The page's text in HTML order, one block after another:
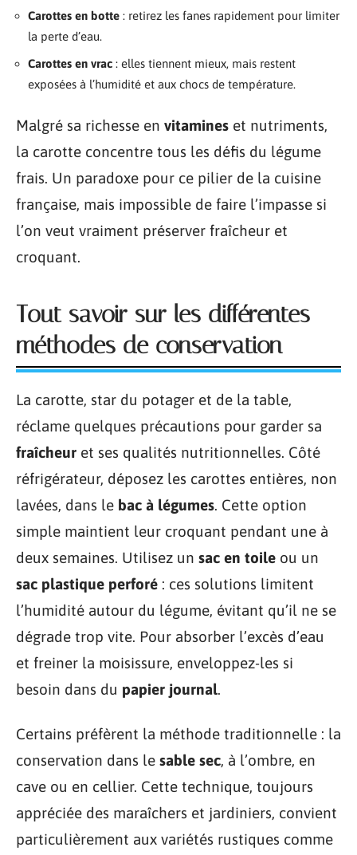
Carottes en botte : retirez les fanes rapidement pour limiter
la perte d’eau.
Carottes en vrac : elles tiennent mieux, mais restent
exposées à l’humidité et aux chocs de température.
Malgré sa richesse en vitamines et nutriments,
la carotte concentre tous les défis du légume
frais. Un paradoxe pour ce pilier de la cuisine
française, mais impossible de faire l’impasse si
l’on veut vraiment préserver fraîcheur et
croquant.
Tout savoir sur les différentes
méthodes de conservation
La carotte, star du potager et de la table,
réclame quelques précautions pour garder sa
fraîcheur et ses qualités nutritionnelles. Côté
réfrigérateur, déposez les carottes entières, non
lavées, dans le bac à légumes. Cette option
simple maintient leur croquant pendant une à
deux semaines. Utilisez un sac en toile ou un
sac plastique perforé : ces solutions limitent
l’humidité autour du légume, évitant qu’il ne se
dégrade trop vite. Pour absorber l’excès d’eau
et freiner la moisissure, enveloppez-les si
besoin dans du papier journal.
Certains préfèrent la méthode traditionnelle : la
conservation dans le sable sec, à l’ombre, en
cave ou en cellier. Cette technique, toujours
appréciée des maraîchers et jardiniers, convient
particulièrement aux variétés rustiques comme